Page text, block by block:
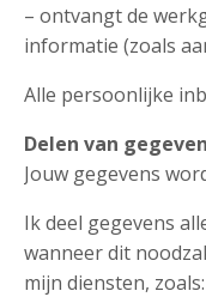
– ontvangt de
informatie (zoals
Alle persoonlijke
Delen van
Jouw gegevens
Ik deel gegevens
wanneer dit
mijn diensten, zoals: